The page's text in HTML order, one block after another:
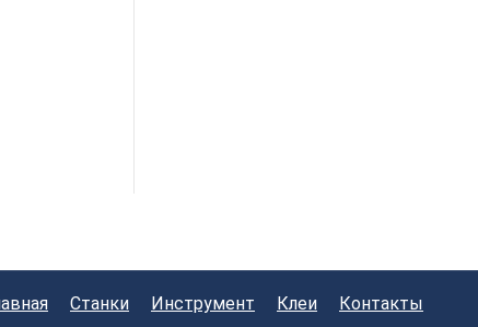
Станки Инструмент Клеи Контакты